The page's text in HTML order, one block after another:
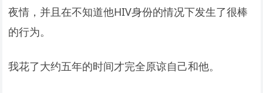
夜情，并且在不知道他HIV身份的情况下发生了很棒
的行为。
我花了大约五年的时间才完全原谅自己和他。